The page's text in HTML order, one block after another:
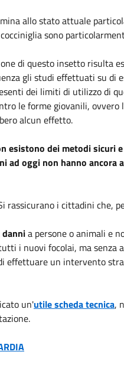
allo stato attuale
sono
di questo insetto risulta
gli studi effettuati su di
dei limiti di utilizzo di
le forme giovanili,
alcun effetto.
esistono dei metodi sicuri
ad oggi non hanno ancora
rassicurano i cittadini che,
dannia persone o animali e
i nuovi focolai, ma senza
effettuare un intervento
un'utile scheda tecnica,